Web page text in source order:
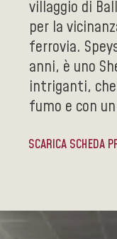
villaggio di
per la
ferrovia.
anni, è uno
intriganti,
fumo e con
SCARICA SCHEDA